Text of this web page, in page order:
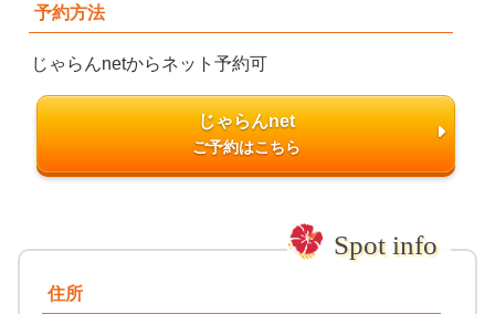
予約方法
じゃらんnetからネット予約可
じゃらんnet
住所